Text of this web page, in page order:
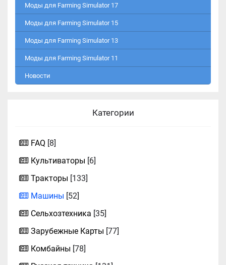
Моды для Farming Simulator 17
Моды для Farming Simulator 15
Моды для Farming Simulator 13
Моды для Farming Simulator 11
Новости
Категории
FAQ [8]
Культиваторы [6]
Тракторы [133]
Машины [52]
Сельхозтехника [35]
Зарубежные Карты [77]
Комбайны [78]